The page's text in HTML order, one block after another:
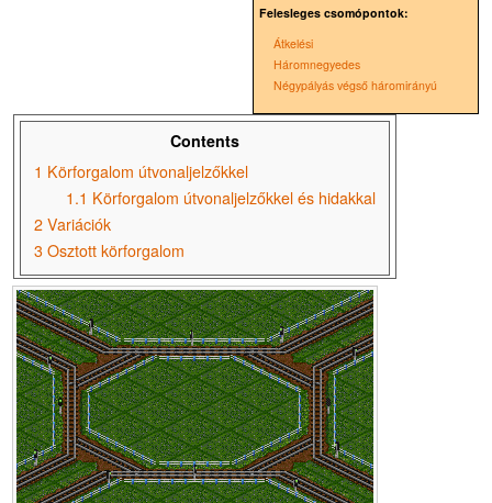
Felesleges csomópontok:
Átkelési
Háromnegyedes
Négypályás végső háromirányú
Contents
1 Körforgalom útvonaljelzőkkel
1.1 Körforgalom útvonaljelzőkkel és hidakkal
2 Variációk
3 Osztott körforgalom